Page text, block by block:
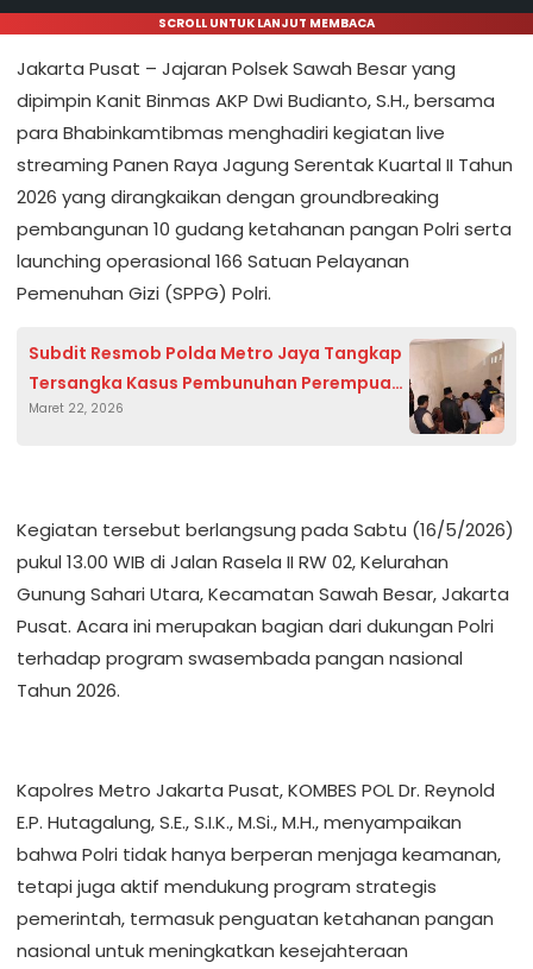
SCROLL UNTUK LANJUT MEMBACA
Jakarta Pusat – Jajaran Polsek Sawah Besar yang
dipimpin Kanit Binmas AKP Dwi Budianto, S.H., bersama
para Bhabinkamtibmas menghadiri kegiatan live
streaming Panen Raya Jagung Serentak Kuartal II Tahun
2026 yang dirangkaikan dengan groundbreaking
pembangunan 10 gudang ketahanan pangan Polri serta
launching operasional 166 Satuan Pelayanan
Pemenuhan Gizi (SPPG) Polri.
Subdit Resmob Polda Metro Jaya Tangkap
Tersangka Kasus Pembunuhan Perempuan
di Cipayung
Maret 22, 2026
Kegiatan tersebut berlangsung pada Sabtu (16/5/2026)
pukul 13.00 WIB di Jalan Rasela II RW 02, Kelurahan
Gunung Sahari Utara, Kecamatan Sawah Besar, Jakarta
Pusat. Acara ini merupakan bagian dari dukungan Polri
terhadap program swasembada pangan nasional
Tahun 2026.
Kapolres Metro Jakarta Pusat, KOMBES POL Dr. Reynold
E.P. Hutagalung, S.E., S.I.K., M.Si., M.H., menyampaikan
bahwa Polri tidak hanya berperan menjaga keamanan,
tetapi juga aktif mendukung program strategis
pemerintah, termasuk penguatan ketahanan pangan
nasional untuk meningkatkan kesejahteraan